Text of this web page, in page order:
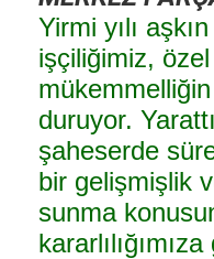
Yirmi yılı
işçiliğimiz,
duruyor.
şaheserde
bir gelişmişlik
sunma